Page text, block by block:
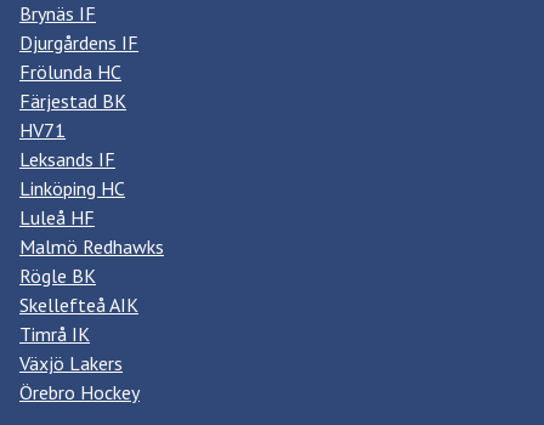
Brynäs IF
Djurgårdens IF
Frölunda HC
Färjestad BK
HV71
Leksands IF
Linköping HC
Luleå HF
Malmö Redhawks
Rögle BK
Skellefteå AIK
Timrå IK
Växjö Lakers
Örebro Hockey